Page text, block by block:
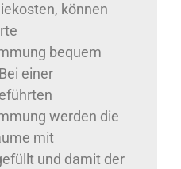
können
bequem
einer
werden die
mit
und damit der